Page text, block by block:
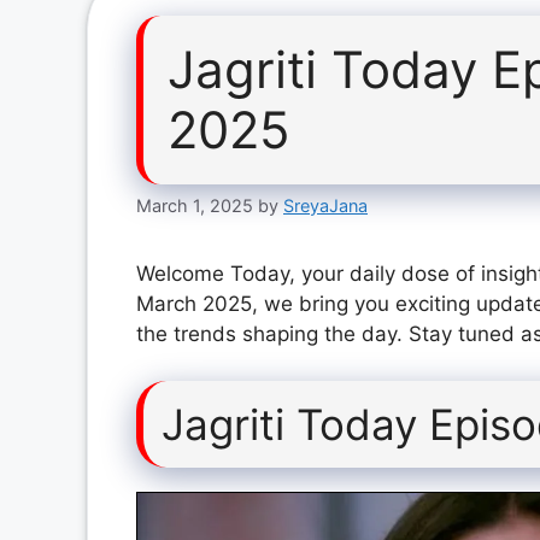
Jagriti Today
2025
March 1, 2025 by SreyaJana
Welcome Today, your daily dose of
March 2025, we bring you exciting
the trends shaping the day. Stay tuned
Jagriti Today